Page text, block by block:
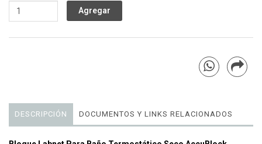
DESCRIPCIÓN DOCUMENTOS Y LINKS RELACIONADOS